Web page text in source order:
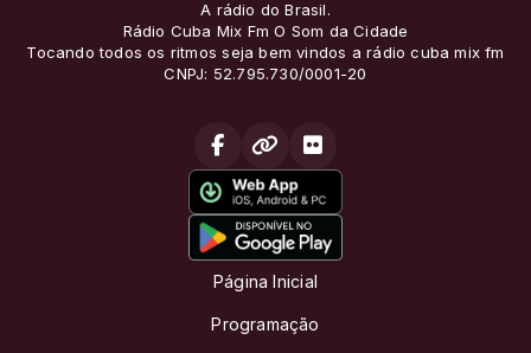
A rádio do Brasil.
Rádio Cuba Mix Fm O Som da Cidade
Tocando todos os ritmos seja bem vindos a rádio cuba mix fm
CNPJ: 52.795.730/0001-20
Página Inicial
Programação